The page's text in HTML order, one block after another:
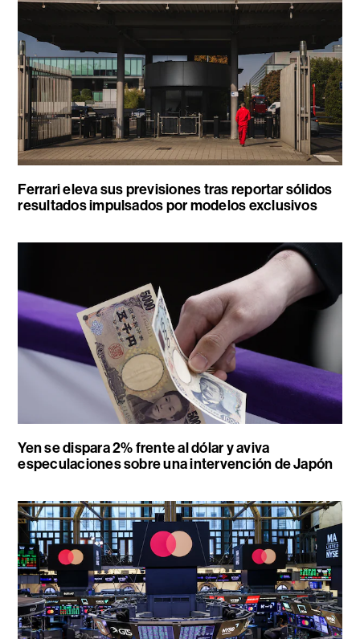
Ferrari eleva sus previsiones tras reportar sólidos
resultados impulsados por modelos exclusivos
Yen se dispara 2% frente al dólar y aviva
especulaciones sobre una intervención de Japón